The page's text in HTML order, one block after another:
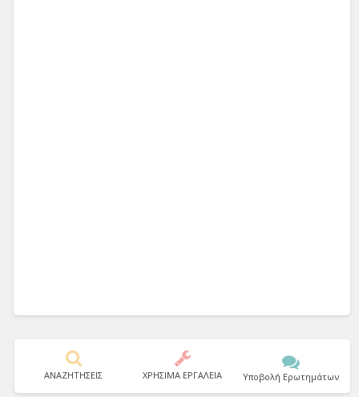
ΑΝΑΖΗΤΗΣΕΙΣ ΧΡΗΣΙΜΑ ΕΡΓΑΛΕΙΑ Υποβολή Ερωτημάτων